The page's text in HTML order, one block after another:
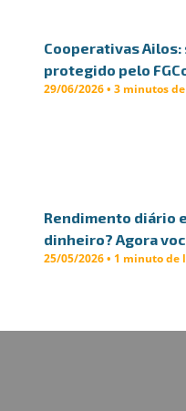
Cooperativas
protegido pelo
29/06/2026 • 3 minutos
Rendimento diário
dinheiro? Agora
25/05/2026 • 1 minuto de